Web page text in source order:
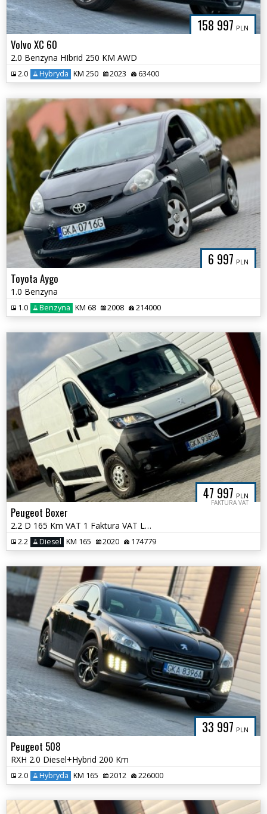
158 997 PLN
Volvo XC 60
2.0 Benzyna HIbrid 250 KM AWD
2.0 Hybryda KM 250 2023 63400
6 997 PLN
Toyota Aygo
1.0 Benzyna
1.0 Benzyna KM 68 2008 214000
47 997 PLN
FAKTURA VAT
Peugeot Boxer
2.2 D 165 Km VAT 1 Faktura VAT L2H2
2.2 Diesel KM 165 2020 174779
33 997 PLN
Peugeot 508
RXH 2.0 Diesel+Hybrid 200 Km
2.0 Hybryda KM 165 2012 226000